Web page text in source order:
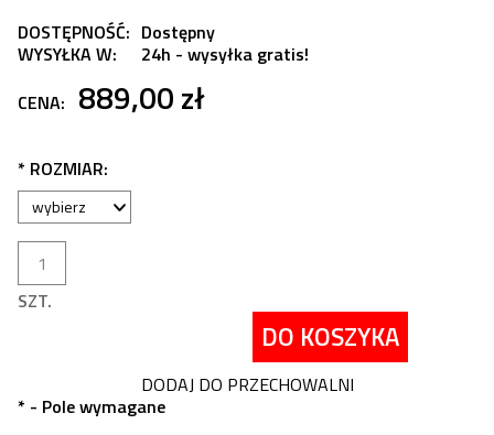
DOSTĘPNOŚĆ: Dostępny
WYSYŁKA W:
24h - wysyłka gratis!
CENA: 889,00 zł
* ROZMIAR:
SZT.
DO KOSZYKA
DODAJ DO PRZECHOWALNI
* - Pole wymagane